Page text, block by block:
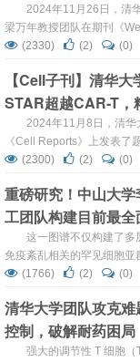
2024年11月26日，清
梁万年教授团队在期刊《
为“The burden of type 2
analysis for the Global
(2330) (2) (0)
【Cell子刊】清华
STAR超越CAR-T，
抗原！
2024年11月8日，清华
《Cell Reports》上发表了
conveys superior
明，STARs能够最佳地复
CD8和CD...
(2300) (2) (0)
重磅研究！中山大
工团队构建目前最
谱：整合62个数据
样本
这一图谱不仅构建了多
免疫紊乱相关的罕见细胞亚
策略优化开辟了新路径。
(1766) (2) (0)
清华大学团队攻克
控制，破解耐药困局
强大的调节性 T 细胞